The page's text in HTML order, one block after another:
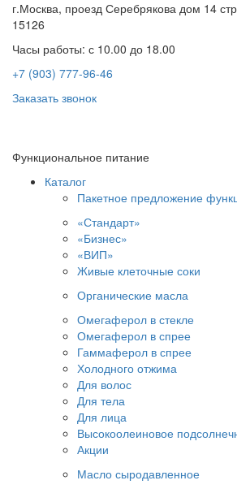
г.Москва, проезд Серебрякова дом 14
15126
Часы работы: с 10.00 до 18.00
+7 (903) 777-96-46
Заказать звонок
Функциональное питание
Каталог
Пакетное предложение
«Стандарт»
«Бизнес»
«ВИП»
Живые клеточные соки
Органические масла
Омегаферол в стекле
Омегаферол в спрее
Гаммаферол в спрее
Холодного отжима
Для волос
Для тела
Для лица
Высокоолеиновое
Акции
Масло сыродавленное